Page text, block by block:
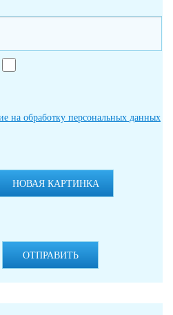
на обработку персональных данных
НОВАЯ КАРТИНКА
ОТПРАВИТЬ